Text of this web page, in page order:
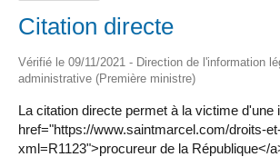
Citation directe
Vérifié le 09/11/2021 - Direction de l'information
administrative (Première ministre)
La citation directe permet à la victime d'une
href="https://www.saintmarcel.com/droits-
xml=R1123">procureur de la République</